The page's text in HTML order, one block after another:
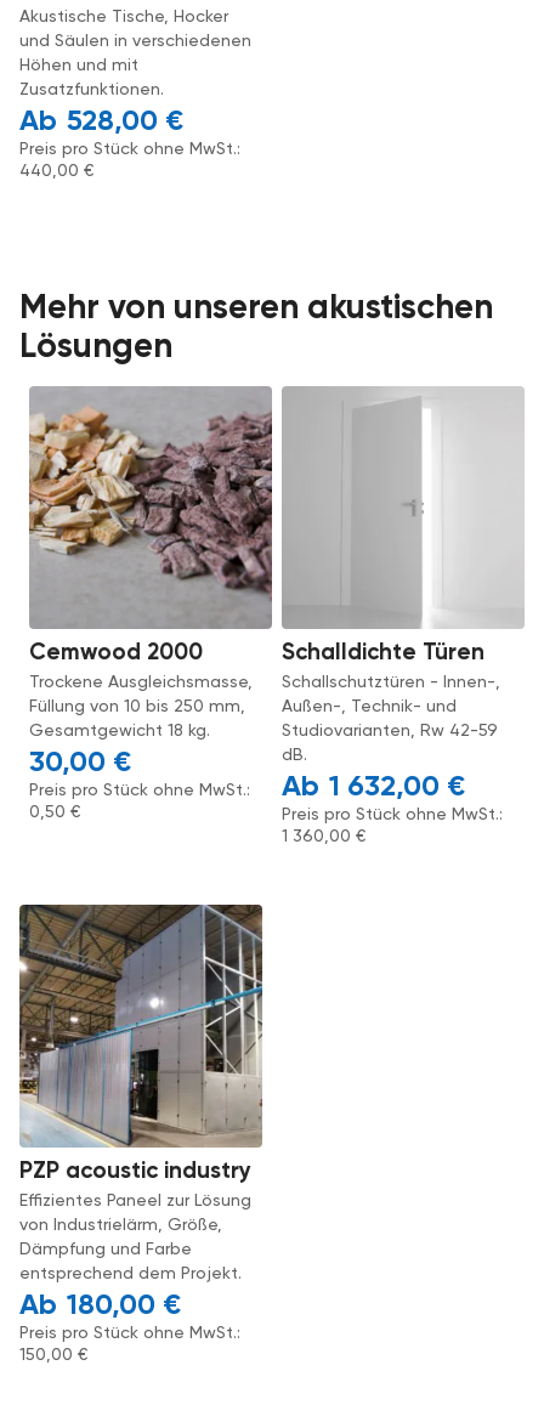
Akustische Tische, Hocker
und Säulen in verschiedenen
Höhen und mit
Zusatzfunktionen.
528,00 €
Preis pro Stück ohne MwSt.:
440,00 €
Mehr von unseren akustischen
Lösungen
Cemwood 2000
Trockene Ausgleichsmasse,
Füllung von 10 bis 250 mm,
Gesamtgewicht 18 kg.
30,00 €
Preis pro Stück ohne MwSt.:
0,50€
Schalldichte Türen
Schallschutztüren - Innen-,
Außen-, Technik- und
Studiovarianten, Rw 42-59
dB.
1 632,00 €
Preis pro Stück ohne MwSt.:
1 360,00€
PZP acoustic industry
Effizientes Paneel zur Lösung
von Industrielärm, Größe,
Dämpfung und Farbe
entsprechend dem Projekt.
180,00 €
Preis pro Stück ohne MwSt.:
150,00 €